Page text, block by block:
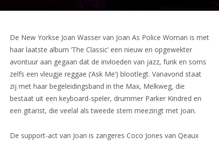
De New Yorkse Joan Wasser van Joan As Police Woman is met
haar laatste album ‘The Classic’ een nieuw en opgewekter
avontuur aan gegaan dat de invloeden van jazz, funk en soms
zelfs een vleugje reggae (‘Ask Me’) blootlegt. Vanavond staat
zij met haar begeleidingsband in the Max, Melkweg, die
bestaat uit een keyboard-speler, drummer Parker Kindred en
een gitarist, die veelal als tweede stem meezingt met Joan.
De support-act van Joan is zangeres Coco Jones van Qeaux